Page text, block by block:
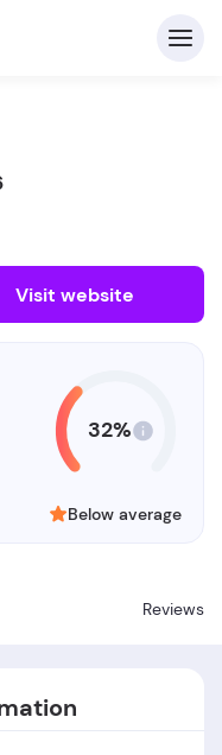
Visit website
Reviews
32%
Below average